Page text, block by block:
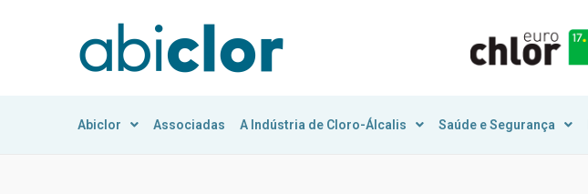
Abiclor Associadas A Indústria de Cloro-Álcalis Saúde e Segurança